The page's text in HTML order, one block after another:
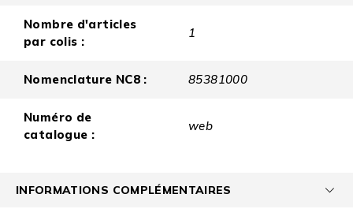
Nombre d'articles
par colis :
1
Nomenclature NC8 : 85381000
Numéro de
catalogue :
web
INFORMATIONS COMPLÉMENTAIRES